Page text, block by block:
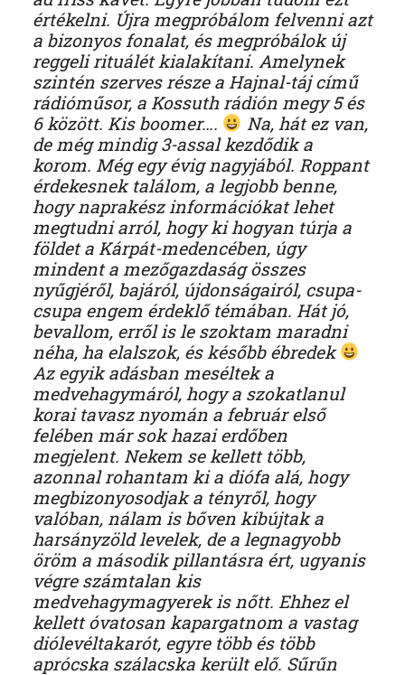
értékelni. Újra megpróbálom felvenni azt
a bizonyos fonalat, és megpróbálok új
reggeli rituálét kialakítani. Amelynek
szintén szerves része a Hajnal-táj című
rádióműsor, a Kossuth rádión megy 5 és
6 között. Kis boomer….
Na, hát ez van,
de még mindig 3-assal kezdődik a
korom. Még egy évig nagyjából. Roppant
érdekesnek találom, a legjobb benne,
hogy naprakész információkat lehet
megtudni arról, hogy ki hogyan túrja a
földet a Kárpát-medencében, úgy
mindent a mezőgazdaság összes
nyűgjéről, bajáról, újdonságairól, csupa-
csupa engem érdeklő témában. Hát jó,
bevallom, erről is le szoktam maradni
néha, ha elalszok, és később ébredek
Az egyik adásban meséltek a
medvehagymáról, hogy a szokatlanul
korai tavasz nyomán a február első
felében már sok hazai erdőben
megjelent. Nekem se kellett több,
azonnal rohantam ki a diófa alá, hogy
megbizonyosodjak a tényről, hogy
valóban, nálam is bőven kibújtak a
harsányzöld levelek, de a legnagyobb
öröm a második pillantásra ért, ugyanis
végre számtalan kis
medvehagymagyerek is nőtt. Ehhez el
kellett óvatosan kapargatnom a vastag
diólevéltakarót, egyre több és több
aprócska szálacska került elő. Sűrűn